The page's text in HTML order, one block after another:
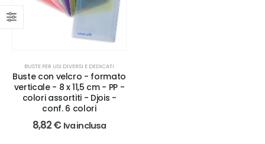
BUSTE PER USI DIVERSI E DEDICATI
Buste con velcro - formato
verticale - 8 x 11,5 cm - PP -
colori assortiti - Djois -
conf. 6 colori
8,82€ Iva inclusa